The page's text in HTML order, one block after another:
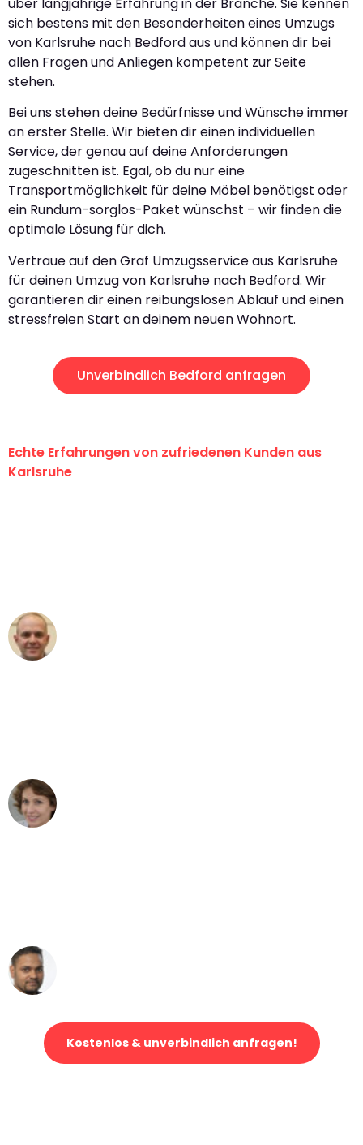
sich bestens mit den Besonderheiten eines Umzugs
von Karlsruhe nach Bedford aus und können dir bei
allen Fragen und Anliegen kompetent zur Seite
stehen.
Bei uns stehen deine Bedürfnisse und Wünsche immer
an erster Stelle. Wir bieten dir einen individuellen
Service, der genau auf deine Anforderungen
zugeschnitten ist. Egal, ob du nur eine
Transportmöglichkeit für deine Möbel benötigst oder
ein Rundum-sorglos-Paket wünschst – wir finden die
optimale Lösung für dich.
Vertraue auf den Graf Umzugsservice aus Karlsruhe
für deinen Umzug von Karlsruhe nach Bedford. Wir
garantieren dir einen reibungslosen Ablauf und einen
stressfreien Start an deinem neuen Wohnort.
Unverbindlich Bedford anfragen
Echte Erfahrungen von zufriedenen Kunden aus
Karlsruhe
Kostenlos & unverbindlich anfragen!